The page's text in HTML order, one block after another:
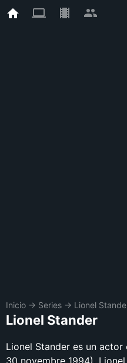
Inicio → Series → Lionel
Lionel Stander
Lionel Stander es un
30 novembre 1994).